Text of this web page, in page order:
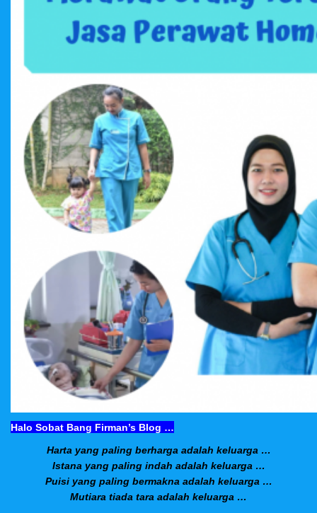
Halo Sobat Bang Firman’s Blog …
Harta yang paling berharga adalah keluarga …
Istana yang paling indah adalah keluarga …
Puisi yang paling bermakna adalah keluarga …
Mutiara tiada tara adalah keluarga …